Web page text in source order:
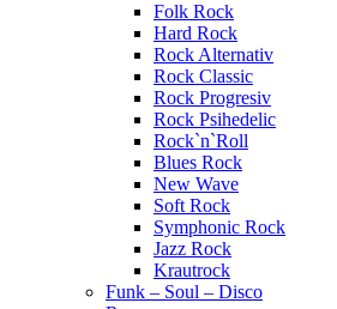
Folk Rock
Hard Rock
Rock Alternativ
Rock Classic
Rock Progresiv
Rock Psihedelic
Rock`n`Roll
Blues Rock
New Wave
Soft Rock
Symphonic Rock
Jazz Rock
Krautrock
Funk – Soul – Disco